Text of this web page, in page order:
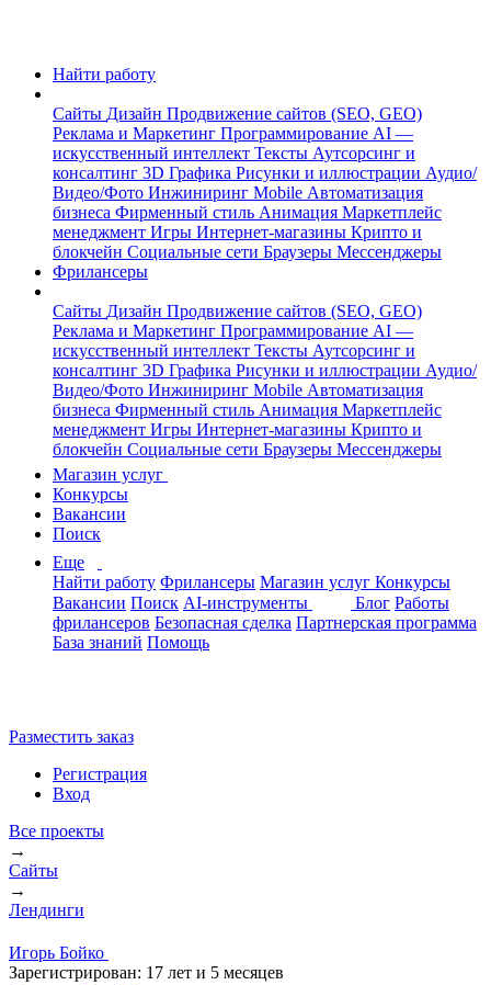
Найти работу
Сайты Дизайн Продвижение сайтов (SEO, GEO)
Реклама и Маркетинг Программирование AI —
искусственный интеллект Тексты Аутсорсинг и
консалтинг 3D Графика Рисунки и иллюстрации Аудио/
Видео/Фото Инжиниринг Mobile Автоматизация
бизнеса Фирменный стиль Анимация Маркетплейс
менеджмент Игры Интернет-магазины Крипто и
блокчейн Социальные сети Браузеры Мессенджеры
Фрилансеры
Сайты Дизайн Продвижение сайтов (SEO, GEO)
Реклама и Маркетинг Программирование AI —
искусственный интеллект Тексты Аутсорсинг и
консалтинг 3D Графика Рисунки и иллюстрации Аудио/
Видео/Фото Инжиниринг Mobile Автоматизация
бизнеса Фирменный стиль Анимация Маркетплейс
менеджмент Игры Интернет-магазины Крипто и
блокчейн Социальные сети Браузеры Мессенджеры
Магазин услуг
Конкурсы
Вакансии
Поиск
Еще
Найти работу Фрилансеры Магазин услуг Конкурсы
Вакансии Поиск AI-инструменты Блог Работы
фрилансеров Безопасная сделка Партнерская программа
База знаний Помощь
Разместить заказ
Регистрация
Вход
Все проекты
→
Сайты
→
Лендинги
Игорь Бойко
Зарегистрирован: 17 лет и 5 месяцев